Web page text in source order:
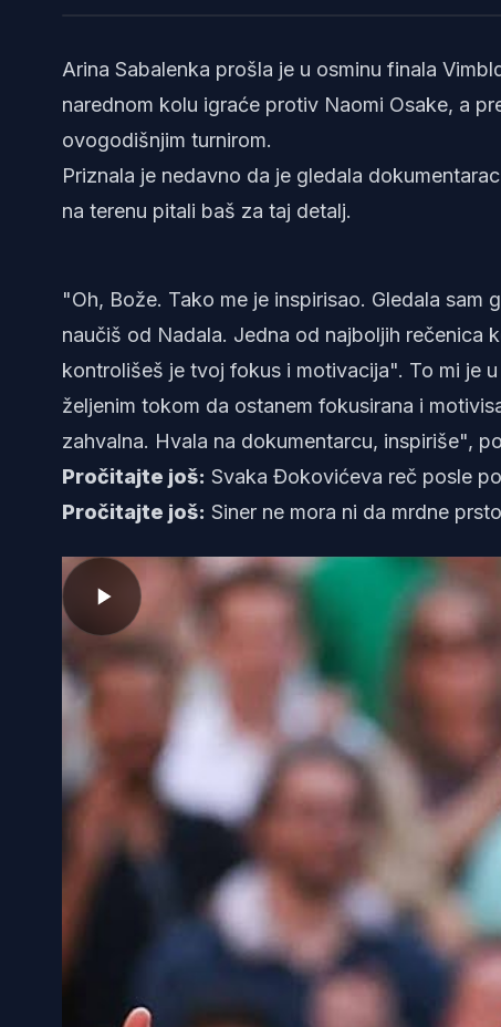
Arina Sabalenka prošla je u osminu finala
narednom kolu igraće protiv Naomi Osake, a
ovogodišnjim turnirom.
Priznala je nedavno da je gledala
na terenu pitali baš za taj detalj.
"Oh, Bože. Tako me je inspirisao. Gledala sam
naučiš od Nadala. Jedna od najboljih rečenica
kontrolišeš je tvoj fokus i motivacija". To mi je
željenim tokom da ostanem fokusirana i
zahvalna. Hvala na dokumentarcu, inspiriše",
Pročitajte još: Svaka Đokovićeva reč posle
Pročitajte još: Siner ne mora ni da mrdne